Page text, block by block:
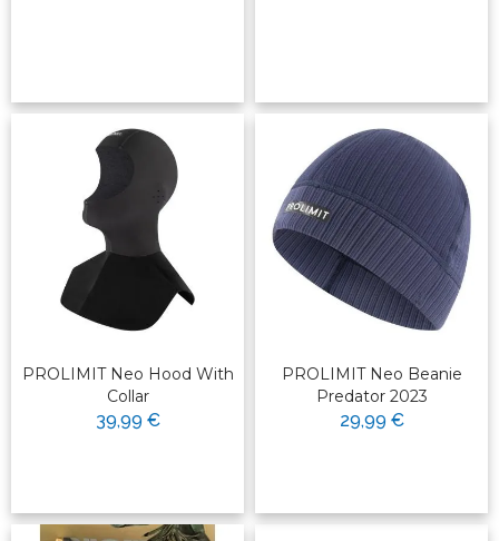
PROLIMIT Neo Hood With
Collar
39,99 €
PROLIMIT Neo Beanie
Predator 2023
29,99 €